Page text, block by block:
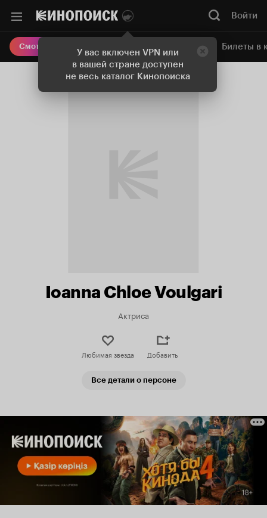
У вас включен VPN или
в вашей стране доступен
не весь каталог Кинопоиска
Войти
Смотреть кино Онлайн-кинотеатр Билеты в
Ioanna Chloe Voulgari
Актриса
Любимая звезда Добавить
Все детали о персоне